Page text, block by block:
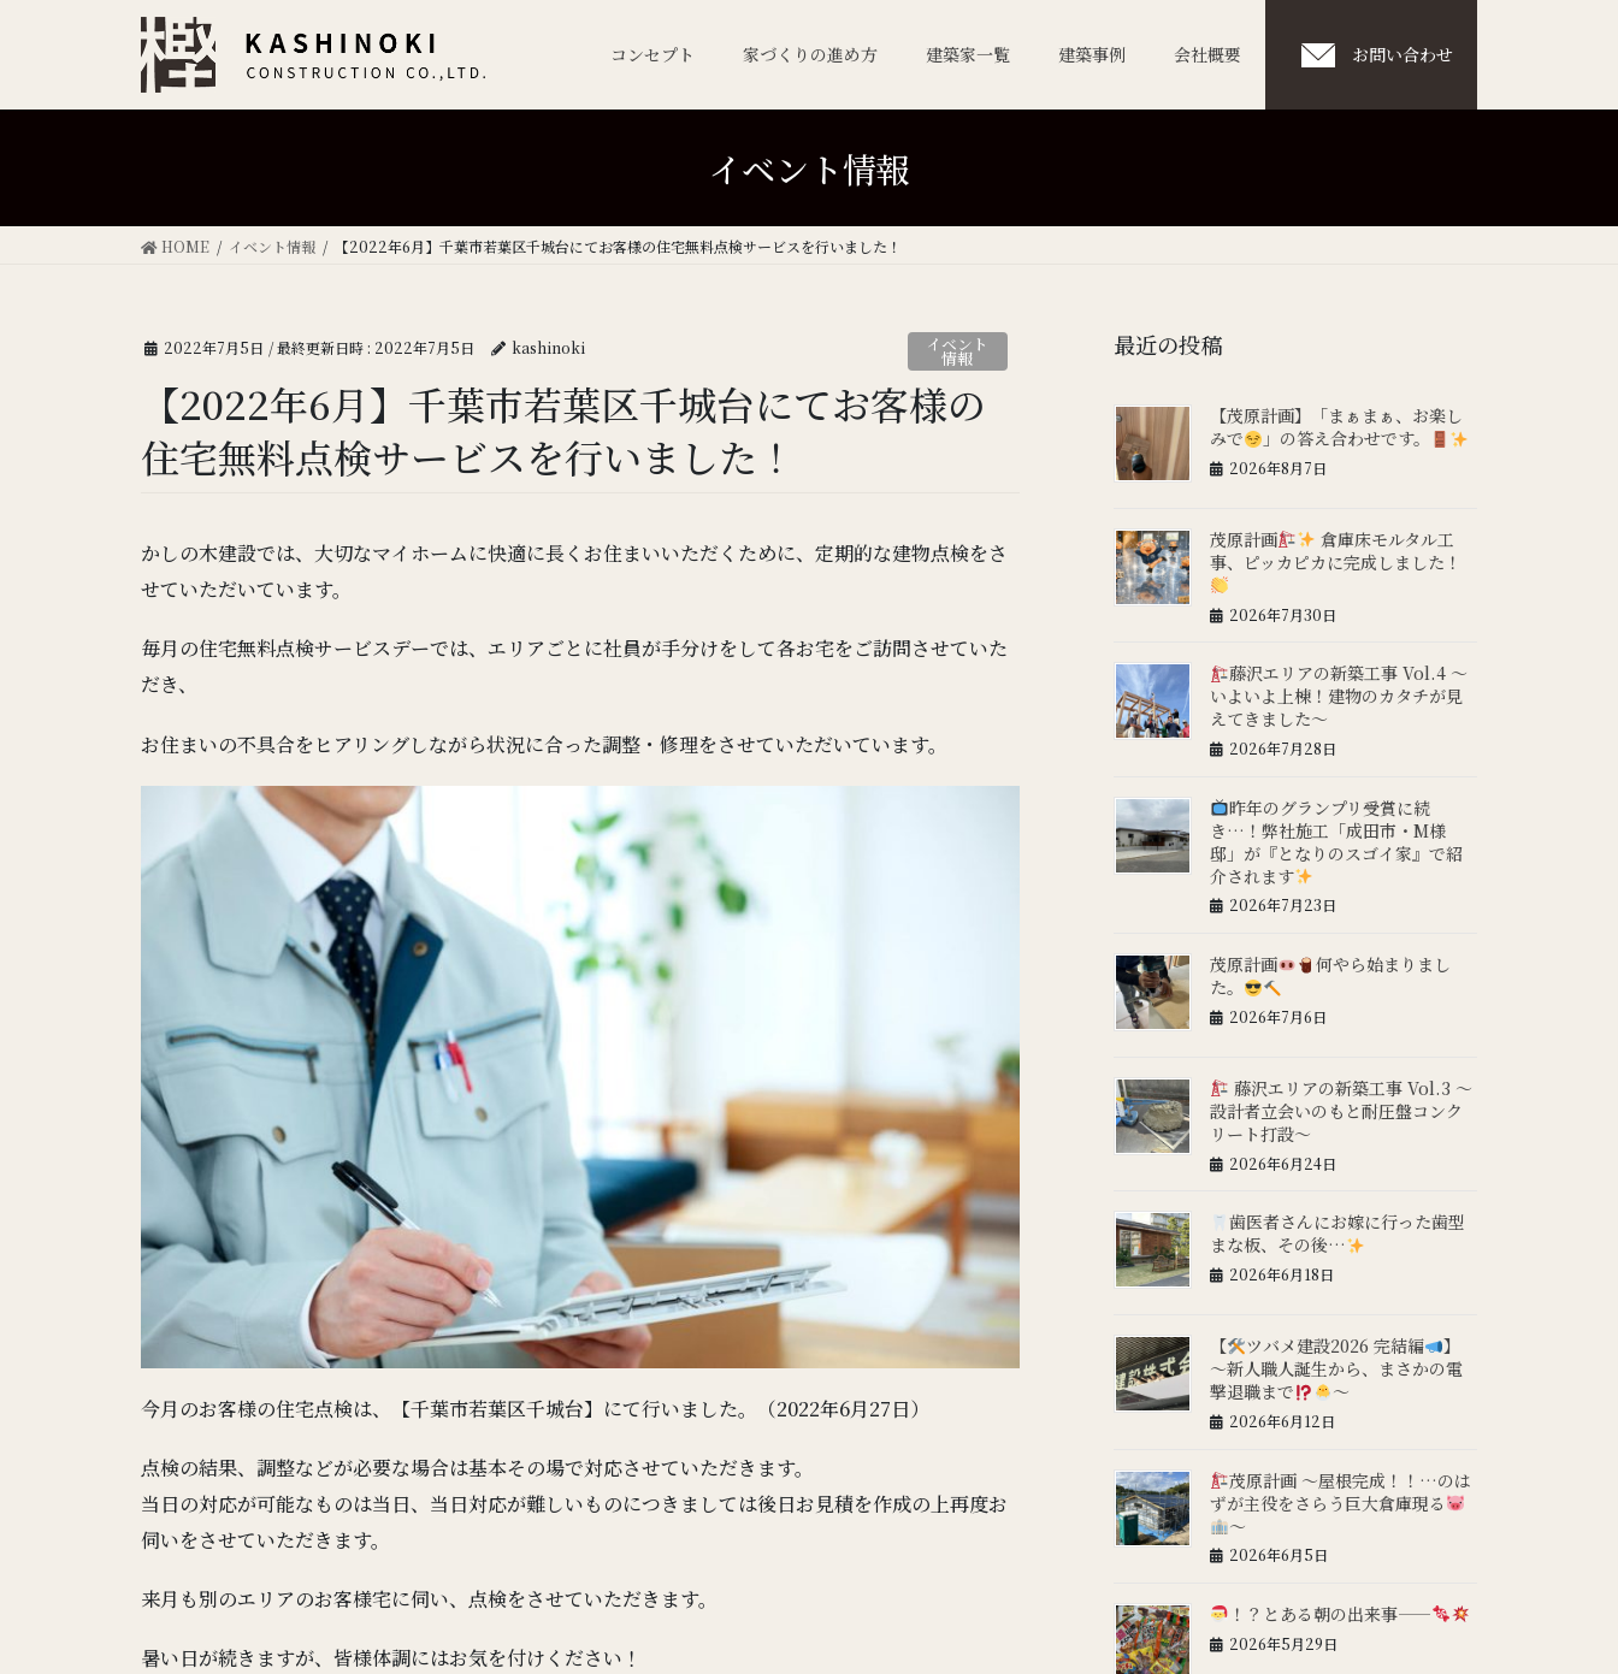
コンセプト 家づくりの進め方 建築家一覧 建築事例 会社概要 お問い合わせ
イベント情報
HOME イベント情報 【2022年6月】千葉市若葉区千城台にてお客様の住宅無料点検サービスを行いました！
2022年7月5日 / 最終更新日時 : 2022年7月5日 kashinoki イベント
情報
【2022年6月】千葉市若葉区千城台にてお客様の
住宅無料点検サービスを行いました！
かしの木建設では、大切なマイホームに快適に長くお住まいいただくために、定期的な建物点検をさ
せていただいています。
毎月の住宅無料点検サービスデーでは、エリアごとに社員が手分けをして各お宅をご訪問させていた
だき、
お住まいの不具合をヒアリングしながら状況に合った調整・修理をさせていただいています。
今月のお客様の住宅点検は、【千葉市若葉区千城台】にて行いました。（2022年6月27日）
点検の結果、調整などが必要な場合は基本その場で対応させていただきます。
当日の対応が可能なものは当日、当日対応が難しいものにつきましては後日お見積を作成の上再度お
伺いをさせていただきます。
来月も別のエリアのお客様宅に伺い、点検をさせていただきます。
暑い日が続きますが、皆様体調にはお気を付けください！
最近の投稿
【茂原計画】「まぁまぁ、お楽し
みで
」の答え合わせです。
2026年8月7日
茂原計画
倉庫床モルタル工
事、ピッカピカに完成しました！
2026年7月30日
藤沢エリアの新築工事 Vol.4 ～
いよいよ上棟！建物のカタチが見
えてきました～
2026年7月28日
昨年のグランプリ受賞に続
き…！弊社施工「成田市・M様
邸」が『となりのスゴイ家』で紹
介されます
2026年7月23日
茂原計画
何やら始まりまし
た。
2026年7月6日
藤沢エリアの新築工事 Vol.3 ～
設計者立会いのもと耐圧盤コンク
リート打設～
2026年6月24日
歯医者さんにお嫁に行った歯型
まな板、その後…
2026年6月18日
【 ツバメ建設2026 完結編
】
～新人職人誕生から、まさかの電
撃退職まで
～
2026年6月12日
茂原計画 ～屋根完成！！…のは
ずが主役をさらう巨大倉庫現る
～
2026年6月5日
！？とある朝の出来事——
2026年5月29日